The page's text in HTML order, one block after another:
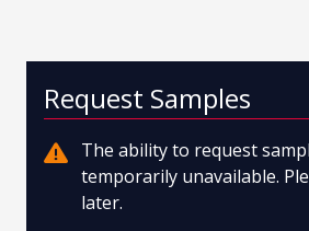
Request Samples
The ability to request
temporarily unavailable.
later.